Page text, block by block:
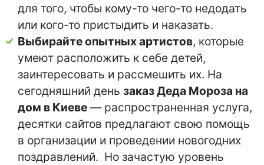
для того, чтобы кому-то чего-то недодать
или кого-то пристыдить и наказать.
Выбирайте опытных артистов, которые
умеют расположить к себе детей,
заинтересовать и рассмешить их. На
сегодняшний день заказ Деда Мороза на
дом в Киеве — распространенная услуга,
десятки сайтов предлагают свою помощь
в организации и проведении новогодних
поздравлений. Но зачастую уровень